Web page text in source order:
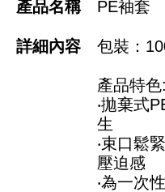
PE袖套
包裝：
產品特色:
‧拋棄式
生
‧束口鬆
壓迫感
‧為一次